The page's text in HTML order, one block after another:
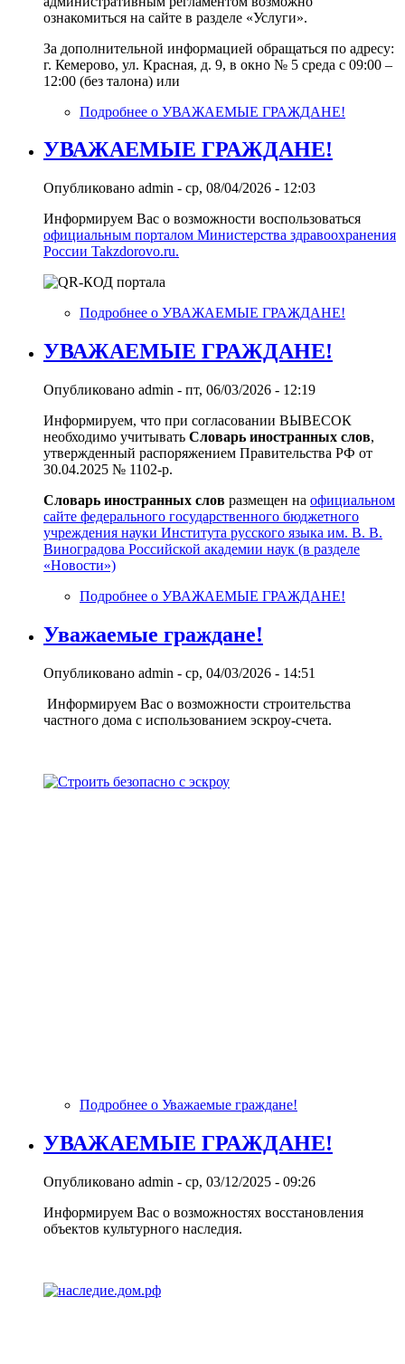
ознакомиться на сайте в разделе «Услуги».
За дополнительной информацией обращаться по адресу:
г. Кемерово, ул. Красная, д. 9, в окно № 5 среда с 09:00 –
12:00 (без талона) или
Подробнее о УВАЖАЕМЫЕ ГРАЖДАНЕ!
УВАЖАЕМЫЕ ГРАЖДАНЕ!
Опубликовано admin - ср, 08/04/2026 - 12:03
Информируем Вас о возможности воспользоваться
официальным порталом Министерства здравоохранения
России Takzdorovo.ru.
Подробнее о УВАЖАЕМЫЕ ГРАЖДАНЕ!
УВАЖАЕМЫЕ ГРАЖДАНЕ!
Опубликовано admin - пт, 06/03/2026 - 12:19
Информируем, что при согласовании ВЫВЕСОК
необходимо учитывать Словарь иностранных слов,
утвержденный распоряжением Правительства РФ от
30.04.2025 № 1102-р.
Словарь иностранных слов размещен на официальном
сайте федерального государственного бюджетного
учреждения науки Института русского языка им. В. В.
Виноградова Российской академии наук (в разделе
«Новости»)
Подробнее о УВАЖАЕМЫЕ ГРАЖДАНЕ!
Уважаемые граждане!
Опубликовано admin - ср, 04/03/2026 - 14:51
Информируем Вас о возможности строительства
частного дома с использованием эcкроу-счета.
Подробнее о Уважаемые граждане!
УВАЖАЕМЫЕ ГРАЖДАНЕ!
Опубликовано admin - ср, 03/12/2025 - 09:26
Информируем Вас о возможностях восстановления
объектов культурного наследия.